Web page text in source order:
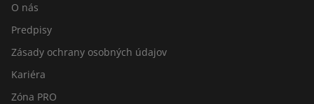
O nás
Predpisy
Zásady ochrany osobných údajov
Kariéra
Zóna PRO